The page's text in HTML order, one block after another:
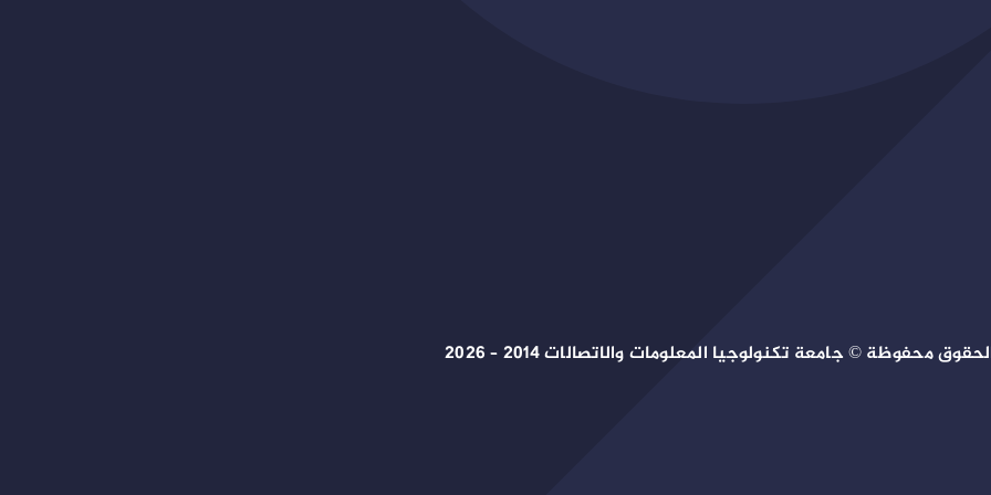
محفوظة © جامعة تكنولوجيا المعلومات والاتصالات 2014 – 2026